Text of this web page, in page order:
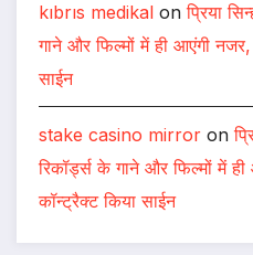
kıbrıs medikal onप्रिया
गाने और फिल्मों में ही आएंगी
साईन
stake casino mirror on
रिकॉर्ड्स के गाने और फिल्मों में
कॉन्ट्रैक्ट किया साईन